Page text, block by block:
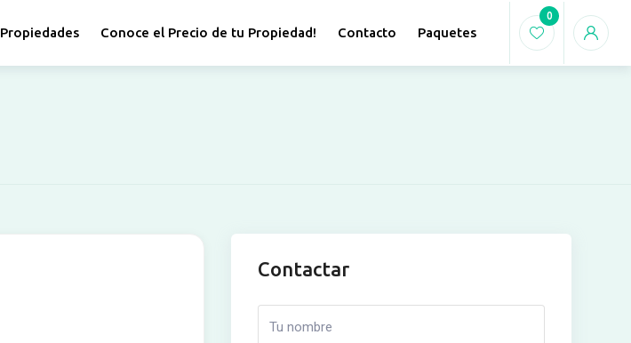
Propiedades Conoce el Precio de tu Propiedad! Contacto Paquetes
0
Contactar